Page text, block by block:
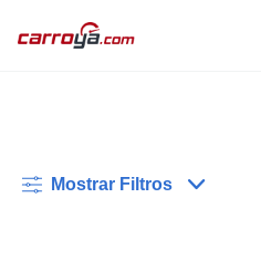
Mostrar Filtros